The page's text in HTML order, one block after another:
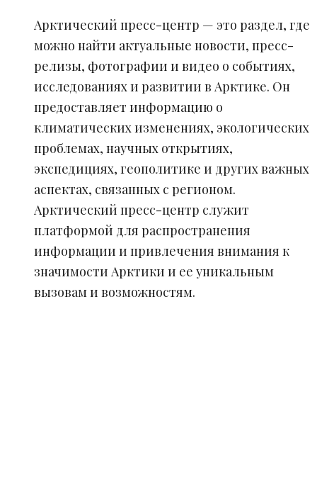
Арктический пресс-центр — это раздел, где
можно найти актуальные новости, пресс-
релизы, фотографии и видео о событиях,
исследованиях и развитии в Арктике. Он
предоставляет информацию о
климатических изменениях, экологических
проблемах, научных открытиях,
экспедициях, геополитике и других важных
аспектах, связанных с регионом.
Арктический пресс-центр служит
платформой для распространения
информации и привлечения внимания к
значимости Арктики и ее уникальным
вызовам и возможностям.